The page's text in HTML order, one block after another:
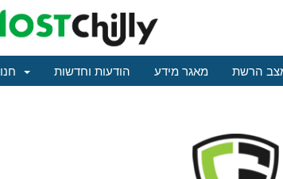
הודעות וחדשות מאגר מידע הרשת